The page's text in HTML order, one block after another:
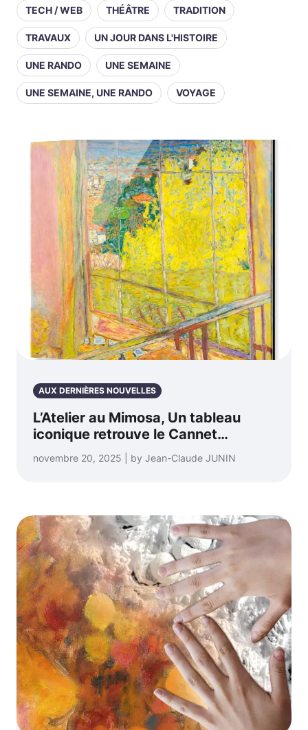
TECH / WEB THÉÂTRE TRADITION
TRAVAUX UN JOUR DANS L'HISTOIRE
UNE RANDO UNE SEMAINE
UNE SEMAINE, UNE RANDO VOYAGE
AUX DERNIÈRES NOUVELLES
L’Atelier au Mimosa, Un tableau
iconique retrouve le Cannet…
novembre 20, 2025 | by Jean-Claude JUNIN